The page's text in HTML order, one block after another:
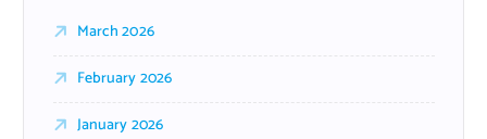
March 2026
February 2026
January 2026